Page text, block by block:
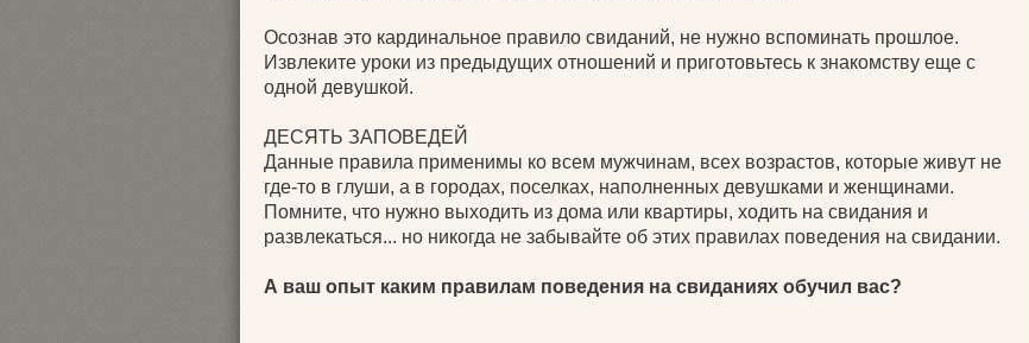
Осознав это кардинальное правило свиданий, не нужно вспоминать прошлое.
Извлеките уроки из предыдущих отношений и приготовьтесь к знакомству еще с
одной девушкой.
ДЕСЯТЬ ЗАПОВЕДЕЙ
Данные правила применимы ко всем мужчинам, всех возрастов, которые живут не
где-то в глуши, а в городах, поселках, наполненных девушками и женщинами.
Помните, что нужно выходить из дома или квартиры, ходить на свидания и
развлекаться... но никогда не забывайте об этих правилах поведения на свидании.
А ваш опыт каким правилам поведения на свиданиях обучил вас?